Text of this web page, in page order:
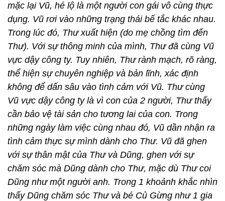
mặc lại Vũ, hé lộ là một người con gái vô cùng thực
dụng. Vũ rơi vào những trạng thái bế tắc khác nhau.
Trong lúc đó, Thư xuất hiện (do mẹ chồng tìm đến
Thư). Với sự thông minh của mình, Thư đã cùng Vũ
vực dậy công ty. Tuy nhiên, Thư rành mạch, rõ ràng,
thể hiện sự chuyên nghiệp và bản lĩnh, xác định
không để dấn sâu vào tình cảm với Vũ. Thư cùng
Vũ vực dậy công ty là vì con của 2 người, Thư thấy
cần bảo vệ tài sản cho tương lai của con. Trong
những ngày làm việc cùng nhau đó, Vũ dần nhận ra
tình cảm thực sự mình dành cho Thư. Vũ đã ghen
với sự thân mật của Thư và Dũng, ghen với sự
chăm sóc mà Dũng dành cho Thư, mặc dù Thư coi
Dũng như một người anh. Trong 1 khoảnh khắc nhìn
thấy Dũng chăm sóc Thư và bé Củ Gừng như 1 gia